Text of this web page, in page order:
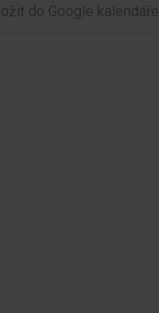
do Google kalendáře